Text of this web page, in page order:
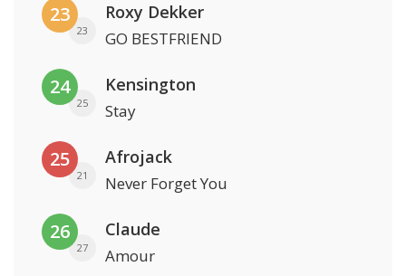
23
23
Roxy Dekker
GO BESTFRIEND
24
25
Kensington
Stay
25
21
Afrojack
Never Forget You
26
27
Claude
Amour